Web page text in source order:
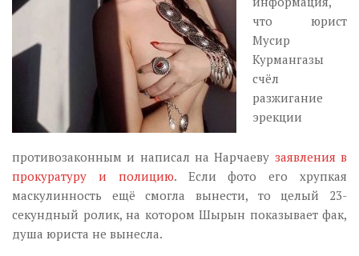
что юрист
Мусир
Курмангазы
счёл
разжигание
эрекции
противозаконным и написал на Нарчаеву заявления в
прокуратуру и полицию. Если фото его хрупкая
маскулинность ещё смогла вынести, то целый 23-
секундный ролик, на котором Шырын показывает фак,
душа юриста не вынесла.